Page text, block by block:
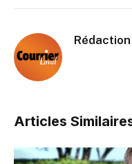
Articles